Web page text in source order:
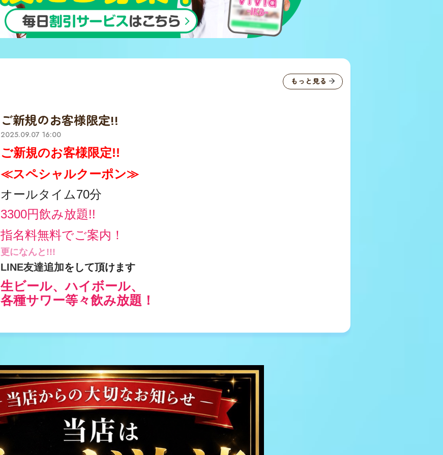
もっと見る
ご新規のお客様限定!!
2025.09.07 16:00
ご新規のお客様限定!!
≪スペシャルクーポン≫
オールタイム70分
3300円飲み放題!!
指名料無料でご案内！
更になんと!!!
LINE友達追加をして頂けます
生ビール、ハイボール、
各種サワー等々飲み放題！
受付時HPを見た!!とお伝えくださいませ